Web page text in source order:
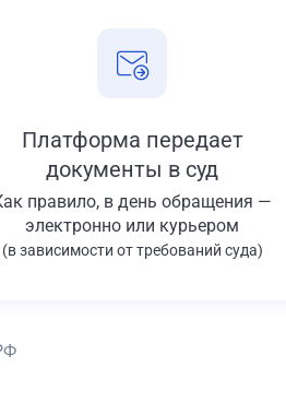
Платформа передает
документы в суд
правило, в день обращения —
электронно или курьером
(в зависимости от требований суда)